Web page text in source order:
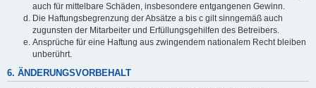
auch für mittelbare Schäden, insbesondere entgangenen Gewinn.
Die Haftungsbegrenzung der Absätze a bis c gilt sinngemäß auch
zugunsten der Mitarbeiter und Erfüllungsgehilfen des Betreibers.
Ansprüche für eine Haftung aus zwingendem nationalem Recht bleiben
unberührt.
6. ÄNDERUNGSVORBEHALT